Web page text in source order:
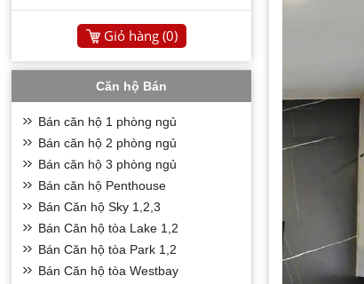
Giỏ hàng (0)
Căn hộ Bán
Bán căn hộ 1 phòng ngủ
Bán căn hộ 2 phòng ngủ
Bán căn hộ 3 phòng ngủ
Bán căn hộ Penthouse
Bán Căn hộ Sky 1,2,3
Bán Căn hộ tòa Lake 1,2
Bán Căn hộ tòa Park 1,2
Bán Căn hộ tòa Westbay